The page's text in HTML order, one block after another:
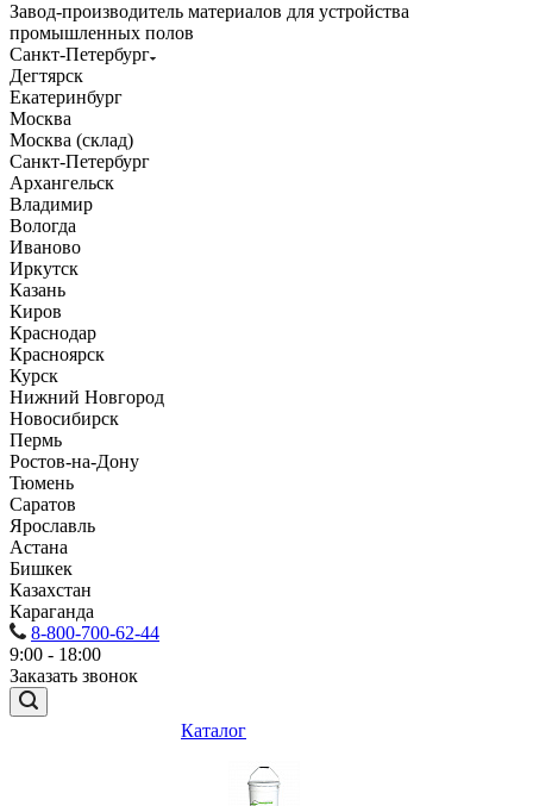
Завод-производитель материалов для устройства
промышленных полов
Санкт-Петербург
Дегтярск
Екатеринбург
Москва
Москва (склад)
Санкт-Петербург
Архангельск
Владимир
Вологда
Иваново
Иркутск
Казань
Киров
Краснодар
Красноярск
Курск
Нижний Новгород
Новосибирск
Пермь
Ростов-на-Дону
Тюмень
Саратов
Ярославль
Астана
Бишкек
Казахстан
Караганда
8-800-700-62-44
9:00 - 18:00
Заказать звонок
Каталог